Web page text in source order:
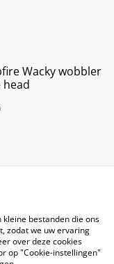
Wacky wobbler
head
bestanden die ons
zodat we uw ervaring
over deze cookies
op "Cookie-instellingen"